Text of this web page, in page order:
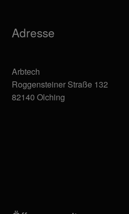
Adresse
Arbtech
Roggensteiner Straße 132
82140 Olching